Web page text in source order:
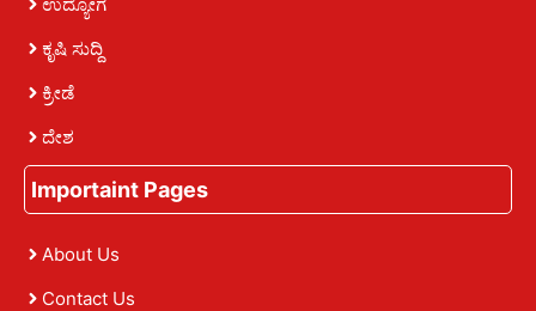
ಕೃಷಿ ಸುದ್ದಿ
ಕ್ರೀಡೆ
ದೇಶ
Importaint Pages
About Us
Contact Us